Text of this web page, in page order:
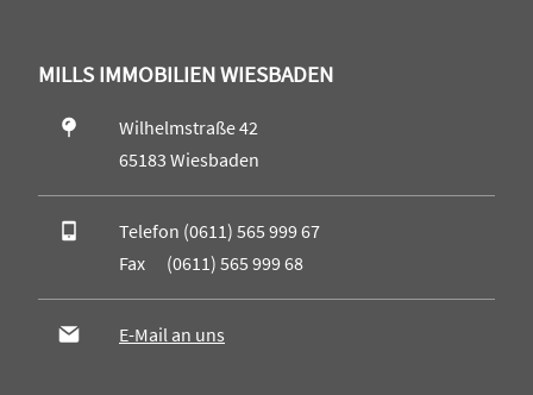
MILLS IMMOBILIEN WIESBADEN
Wilhelmstraße 42
65183 Wiesbaden
Telefon (0611) 565 999 67
Fax (0611) 565 999 68
E-Mail an uns